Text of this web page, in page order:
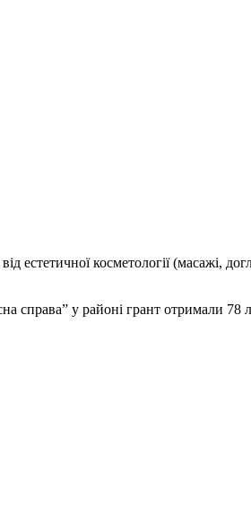
косметології (масажі,
справа” у районі грант отримали 78